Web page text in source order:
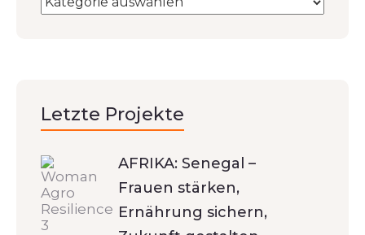
Letzte Projekte
AFRIKA: Senegal –
Frauen stärken,
Ernährung sichern,